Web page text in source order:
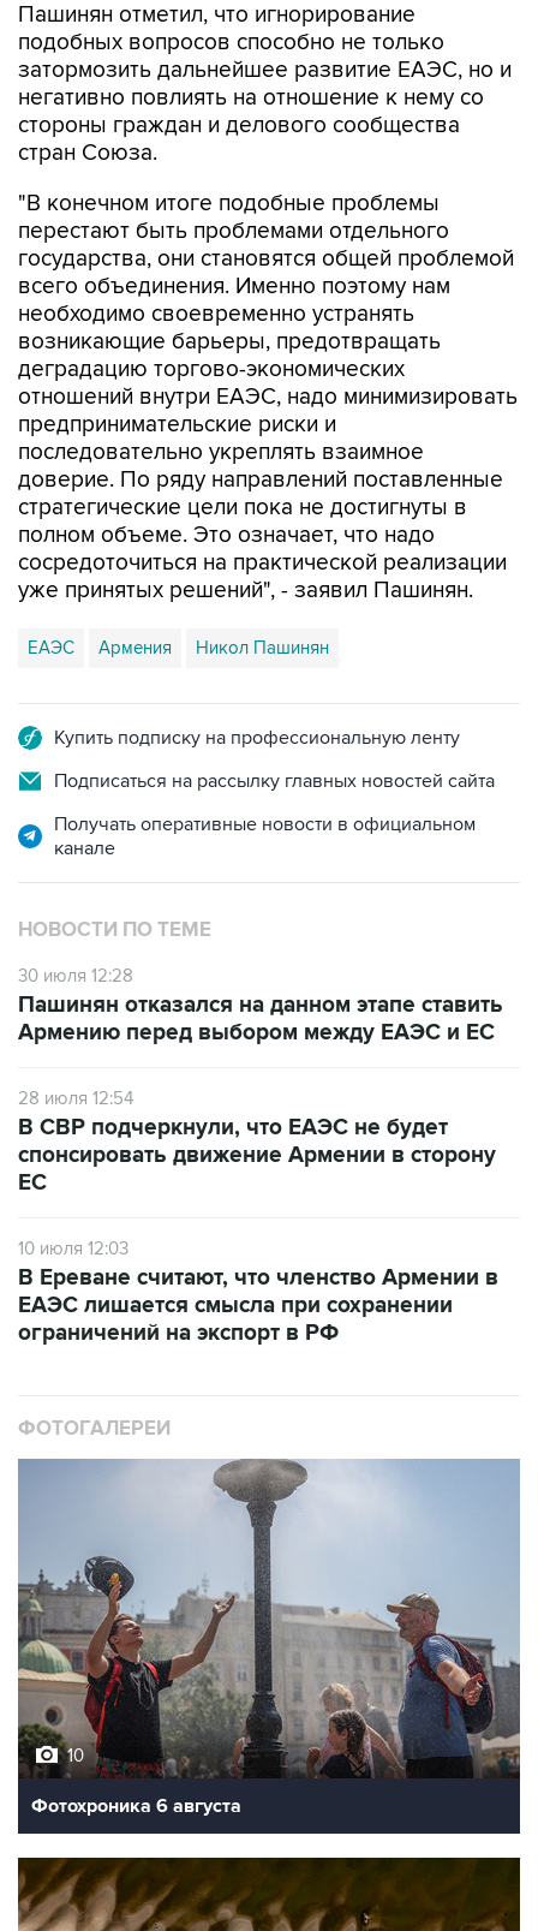
Пашинян отметил, что игнорирование
подобных вопросов способно не только
затормозить дальнейшее развитие ЕАЭС, но и
негативно повлиять на отношение к нему со
стороны граждан и делового сообщества
стран Союза.
"В конечном итоге подобные проблемы
перестают быть проблемами отдельного
государства, они становятся общей проблемой
всего объединения. Именно поэтому нам
необходимо своевременно устранять
возникающие барьеры, предотвращать
деградацию торгово-экономических
отношений внутри ЕАЭС, надо минимизировать
предпринимательские риски и
последовательно укреплять взаимное
доверие. По ряду направлений поставленные
стратегические цели пока не достигнуты в
полном объеме. Это означает, что надо
сосредоточиться на практической реализации
уже принятых решений", - заявил Пашинян.
ЕАЭС Армения Никол Пашинян
Купить подписку на профессиональную ленту
Подписаться на рассылку главных новостей сайта
Получать оперативные новости в официальном
канале
НОВОСТИ ПО ТЕМЕ
30 июля 12:28
Пашинян отказался на данном этапе ставить
Армению перед выбором между ЕАЭС и ЕС
28 июля 12:54
В СВР подчеркнули, что ЕАЭС не будет
спонсировать движение Армении в сторону
ЕС
10 июля 12:03
В Ереване считают, что членство Армении в
ЕАЭС лишается смысла при сохранении
ограничений на экспорт в РФ
ФОТОГАЛЕРЕИ
10
Фотохроника 6 августа